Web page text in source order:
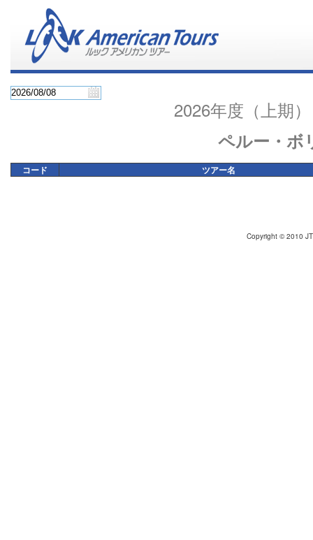
2026年度（上期
ペルー・ボ
コード ツアー名
Copyright © 2010